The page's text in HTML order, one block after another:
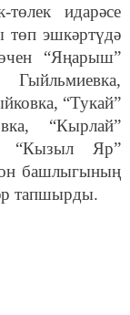
идарәсе
төп эшкәртүдә
“Яңарыш”
“Тукай”
“Кырлай”
“Кызыл Яр”
башлыгының
тапшырды.